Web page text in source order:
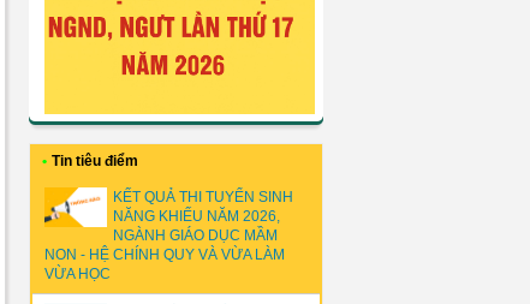
• Tin tiêu điểm
KẾT QUẢ THI TUYỂN SINH
NĂNG KHIẾU NĂM 2026,
NGÀNH GIÁO DỤC MẦM
NON - HỆ CHÍNH QUY VÀ VỪA LÀM
VỪA HỌC